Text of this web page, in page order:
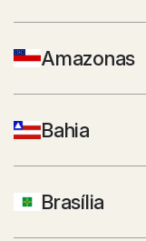
Amazonas
Bahia
Brasília